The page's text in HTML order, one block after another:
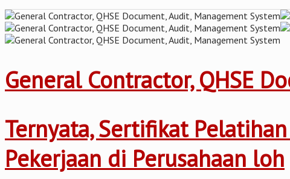
General Contractor, QHSE
Ternyata, Sertifikat
Pekerjaan di Perusahaan loh